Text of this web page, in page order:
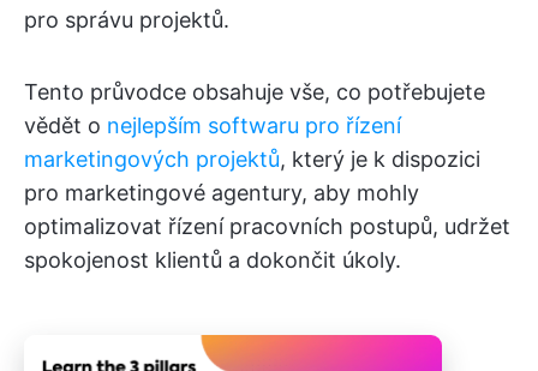
pro správu projektů.
Tento průvodce obsahuje vše, co potřebujete
vědět o nejlepším softwaru pro řízení
marketingových projektů, který je k dispozici
pro marketingové agentury, aby mohly
optimalizovat řízení pracovních postupů, udržet
spokojenost klientů a dokončit úkoly.